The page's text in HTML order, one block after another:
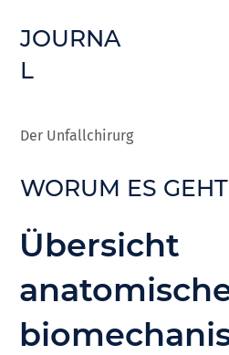
JOURNA
L
Der Unfallchirurg
WORUM ES GEHT
Übersicht